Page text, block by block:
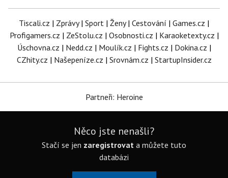
Tiscali.cz | Zprávy| Sport | Ženy| Cestování | Games.cz |
Profigamers.cz | ZeStolu.cz | Osobnosti.cz | Karaoketexty.cz |
Úschovna.cz | Nedd.cz | Moulík.cz | Fights.cz | Dokina.cz |
CZhity.cz | Našepeníze.cz | Srovnám.cz | StartupInsider.cz
Partneři: Heroine
Něco jste nenašli?
Stačí se jen zaregistrovat a můžete tuto
databázi